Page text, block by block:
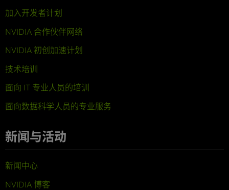
加入开发者计划
NVIDIA 合作伙伴网络
NVIDIA 初创加速计划
技术培训
面向 IT 专业人员的培训
面向数据科学人员的专业服务
新闻与活动
新闻中心
NVIDIA 博客